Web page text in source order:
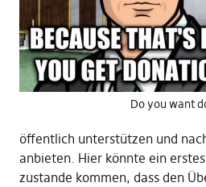
Do you want
öffentlich unterstützen und
anbieten. Hier könnte ein
zustande kommen, dass den